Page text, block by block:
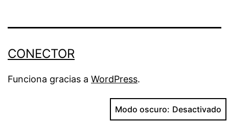
CONECTOR
Funciona gracias a WordPress.
Modo oscuro: